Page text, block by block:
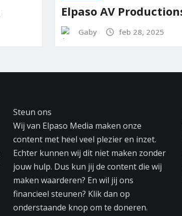
Elpaso AV Productions
feb 28, 2025
Steun ons
Wij van Elpaso Media maken onze
content met heel veel plezier en inzet.
Echter kunnen wij dit niet maken zonder
jouw hulp. Dus kun jij de content die wij
maken waarderen? En wil jij ons
financieel steunen? Klik dan op
onderstaande knop om te doneren.